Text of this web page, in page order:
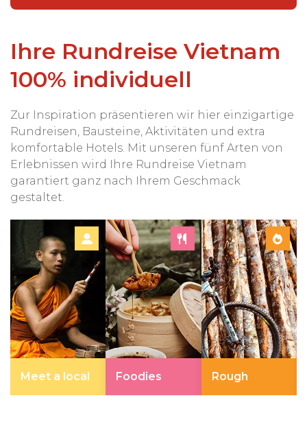
Ihre Rundreise Vietnam
100% individuell
Zur Inspiration präsentieren wir hier einzigartige
Rundreisen, Bausteine, Aktivitäten und extra
komfortable Hotels. Mit unseren fünf Arten von
Erlebnissen wird Ihre Rundreise Vietnam
garantiert ganz nach Ihrem Geschmack
gestaltet.
Meet a local Foodies Rough